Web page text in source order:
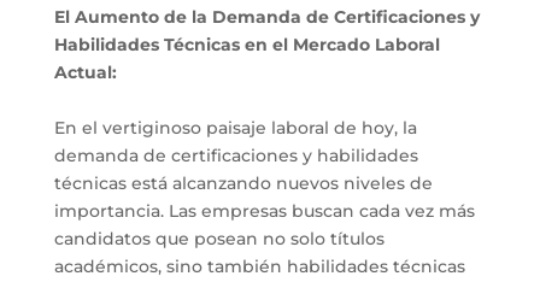
El Aumento de la Demanda de Certificaciones y
Habilidades Técnicas en el Mercado Laboral
Actual:
En el vertiginoso paisaje laboral de hoy, la
demanda de certificaciones y habilidades
técnicas está alcanzando nuevos niveles de
importancia. Las empresas buscan cada vez más
candidatos que posean no solo títulos
académicos, sino también habilidades técnicas